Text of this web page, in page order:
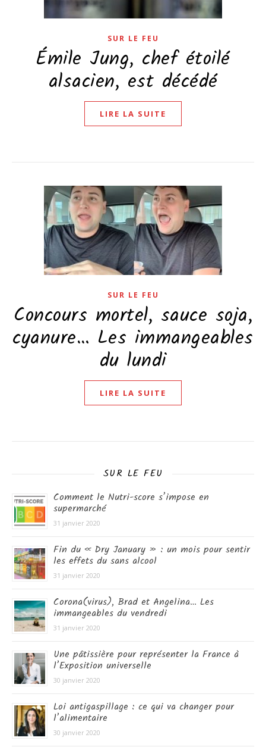
SUR LE FEU
Émile Jung, chef étoilé
alsacien, est décédé
LIRE LA SUITE
SUR LE FEU
Concours mortel, sauce soja,
cyanure… Les immangeables
du lundi
LIRE LA SUITE
SUR LE FEU
Comment le Nutri-score s’impose en
supermarché
31 janvier 2020
Fin du « Dry January » : un mois pour sentir
les effets du sans alcool
31 janvier 2020
Corona(virus), Brad et Angelina… Les
immangeables du vendredi
31 janvier 2020
Une pâtissière pour représenter la France à
l’Exposition universelle
30 janvier 2020
Loi antigaspillage : ce qui va changer pour
l’alimentaire
30 janvier 2020